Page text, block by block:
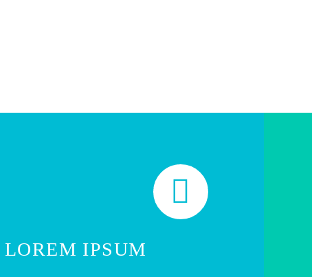


LOREM IPSUM